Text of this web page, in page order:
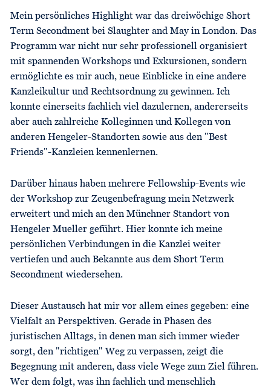
Mein persönliches Highlight war das dreiwöchige Short
Term Secondment bei Slaughter and May in London. Das
Programm war nicht nur sehr professionell organisiert
mit spannenden Workshops und Exkursionen, sondern
ermöglichte es mir auch, neue Einblicke in eine andere
Kanzleikultur und Rechtsordnung zu gewinnen. Ich
konnte einerseits fachlich viel dazulernen, andererseits
aber auch zahlreiche Kolleginnen und Kollegen von
anderen Hengeler-Standorten sowie aus den "Best
Friends"-Kanzleien kennenlernen.
Darüber hinaus haben mehrere Fellowship-Events wie
der Workshop zur Zeugenbefragung mein Netzwerk
erweitert und mich an den Münchner Standort von
Hengeler Mueller geführt. Hier konnte ich meine
persönlichen Verbindungen in die Kanzlei weiter
vertiefen und auch Bekannte aus dem Short Term
Secondment wiedersehen.
Dieser Austausch hat mir vor allem eines gegeben: eine
Vielfalt an Perspektiven. Gerade in Phasen des
juristischen Alltags, in denen man sich immer wieder
sorgt, den "richtigen" Weg zu verpassen, zeigt die
Begegnung mit anderen, dass viele Wege zum Ziel führen.
Wer dem folgt, was ihn fachlich und menschlich